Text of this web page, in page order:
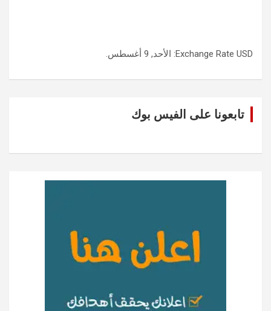
Exchange Rate USD : الأحد, 9 أغسطس.
تابعونا على الفيس بوك